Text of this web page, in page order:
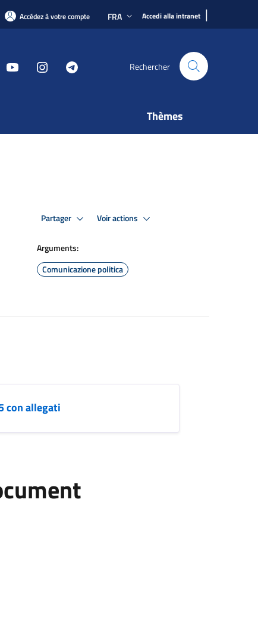
Accédez à votre compte FRA Accedi alla intranet |
Rechercher
Thèmes
Partager Voir actions
Arguments:
Comunicazione politica
con allegati